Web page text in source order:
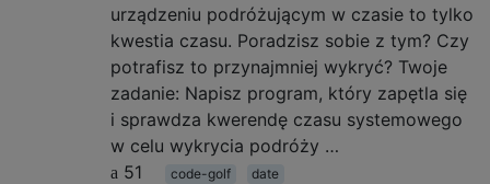
urządzeniu podróżującym w czasie to tylko
kwestia czasu. Poradzisz sobie z tym? Czy
potrafisz to przynajmniej wykryć? Twoje
zadanie: Napisz program, który zapętla się
i sprawdza kwerendę czasu systemowego
w celu wykrycia podróży …
51
code-golf date